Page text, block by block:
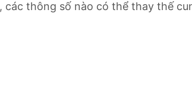
, các thông số nào có thể thay thế